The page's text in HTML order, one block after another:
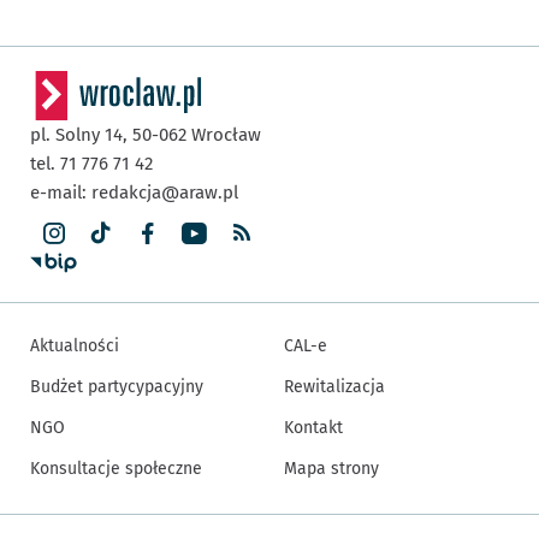
pl. Solny 14, 50-062 Wrocław
tel. 71 776 71 42
e-mail: redakcja@araw.pl
Aktualności
Budżet partycypacyjny
NGO
Konsultacje społeczne
CAL-e
Rewitalizacja
Kontakt
Mapa strony